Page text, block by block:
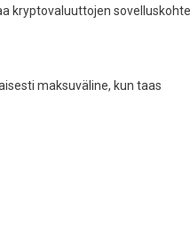
kryptovaluuttojen
maksuväline, kun taas